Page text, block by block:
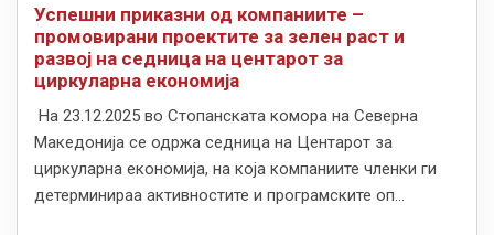
Успешни приказни од компаниите –
промовирани проектите за зелен раст и
развој на седница на центарот за
циркуларна економија
На 23.12.2025 во Стопанската комора на Северна
Македонија се одржа седница на Центарот за
циркуларна економија, на која компаниите членки ги
детерминираа активностите и програмските оп...